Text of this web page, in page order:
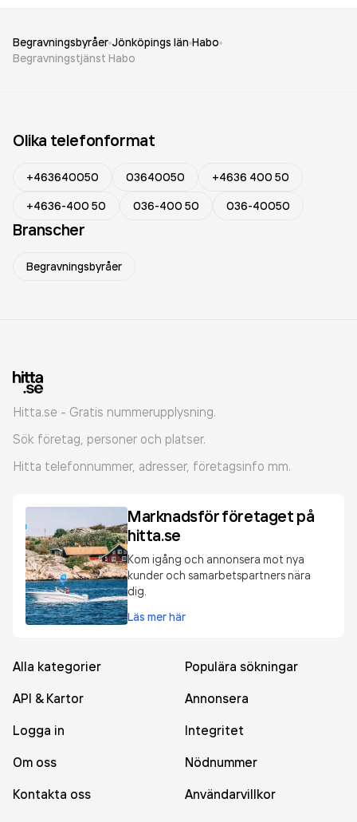
Begravningsbyråer Jönköpings län Habo
Begravningstjänst Habo
Olika telefonformat
+463640050 03640050
+4636 400 50
+4636-400 50
036-400 50 036-40050
Branscher
Begravningsbyråer
Hitta.se - Gratis nummerupplysning.
Sök företag, personer och platser.
Hitta telefonnummer, adresser, företagsinfo mm.
Marknadsför företaget på
hitta.se
Kom igång och annonsera mot nya
kunder och samarbetspartners nära
dig.
Läs mer här
Alla kategorier
Populära sökningar
API & Kartor
Annonsera
Logga in
Integritet
Om oss
Nödnummer
Kontakta oss
Användarvillkor